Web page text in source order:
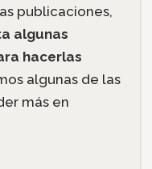
publicaciones,
algunas
hacerlas
algunas de las
más en